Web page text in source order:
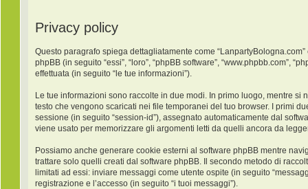
Privacy policy
Questo paragrafo spiega dettagliatamente come
phpBB (in seguito “essi”, “loro”, “phpBB software”, “www.phpbb.com”,
effettuata (in seguito “le tue informazioni”).
Le tue informazioni sono raccolte in due modi. In primo luogo, mentre
testo che vengono scaricati nei file temporanei del tuo browser. I primi
sessione (in seguito “session-id”), assegnato automaticamente dal
viene usato per memorizzare gli argomenti letti da quelli ancora da
Possiamo anche generare cookie esterni al software phpBB mentre
trattare solo quelli creati dal software phpBB. Il secondo metodo di
limitati ad essi: inviare messaggi come utente ospite (in seguito
registrazione e l’accesso (in seguito “i tuoi messaggi”).